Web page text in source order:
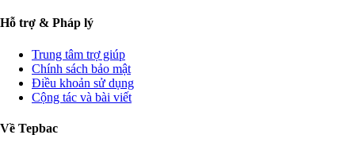
Hỗ trợ & Pháp lý
Trung tâm trợ giúp
Chính sách bảo mật
Điều khoản sử dụng
Cộng tác và bài viết
Về Tepbac